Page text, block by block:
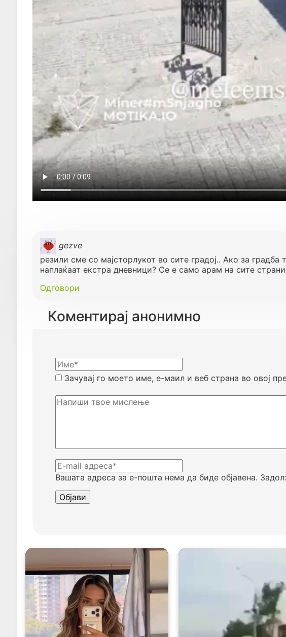
gezve
резили сме со мајсторлукот во сите градој.. Ако за
наплаќаат екстра дневници? Се е само арам на сите страни
Одговори
Коментирај анонимно
Вашата адреса за е-пошта нема да биде објавена.
Зачувај го моето име, е-маил и веб страна во овој